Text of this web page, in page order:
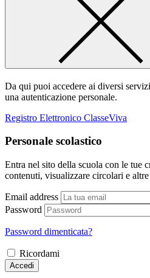
Da qui puoi accedere ai diversi
una autenticazione personale.
Registro Elettronico ClasseViva
Personale scolastico
Entra nel sito della scuola con le tue
contenuti, visualizzare circolari e
Email address
Password
Password dimenticata?
Ricordami
Accedi